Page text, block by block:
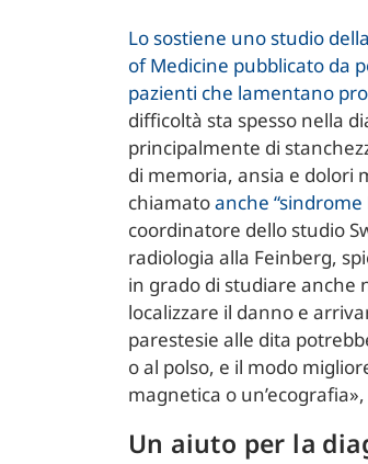
Lo sostiene uno studio
of Medicine pubblicato da
pazienti che lamentano
difficoltà sta spesso nella
principalmente di
di memoria, ansia e dolori
chiamatoanche “sindrome
coordinatore dello studio
radiologia alla Feinberg,
in grado di studiare anche
localizzare il danno e
parestesie alle dita
o al polso, e il modo
magnetica o
Un aiuto per la